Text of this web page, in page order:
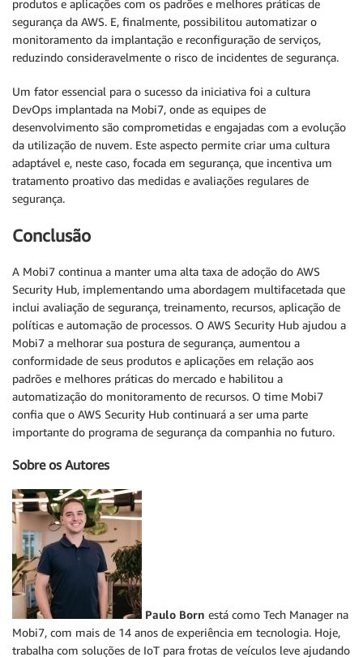
produtos e aplicações com os padrões e melhores práticas de
segurança da AWS. E, finalmente, possibilitou automatizar o
monitoramento da implantação e reconfiguração de serviços,
reduzindo consideravelmente o risco de incidentes de segurança.
Um fator essencial para o sucesso da iniciativa foi a cultura
DevOps implantada na Mobi7, onde as equipes de
desenvolvimento são comprometidas e engajadas com a evolução
da utilização de nuvem. Este aspecto permite criar uma cultura
adaptável e, neste caso, focada em segurança, que incentiva um
tratamento proativo das medidas e avaliações regulares de
segurança.
Conclusão
A Mobi7 continua a manter uma alta taxa de adoção do AWS
Security Hub, implementando uma abordagem multifacetada que
inclui avaliação de segurança, treinamento, recursos, aplicação de
políticas e automação de processos. O AWS Security Hub ajudou a
Mobi7 a melhorar sua postura de segurança, aumentou a
conformidade de seus produtos e aplicações em relação aos
padrões e melhores práticas do mercado e habilitou a
automatização do monitoramento de recursos. O time Mobi7
confia que o AWS Security Hub continuará a ser uma parte
importante do programa de segurança da companhia no futuro.
Sobre os Autores
Paulo Born está como Tech Manager na
Mobi7, com mais de 14 anos de experiência em tecnologia. Hoje,
trabalha com soluções de IoT para frotas de veículos leve ajudando